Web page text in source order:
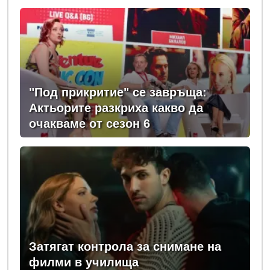
"Под прикритие" се завръща:
Актьорите разкриха какво да
очакваме от сезон 6
Затягат контрола за снимане на
филми в училища